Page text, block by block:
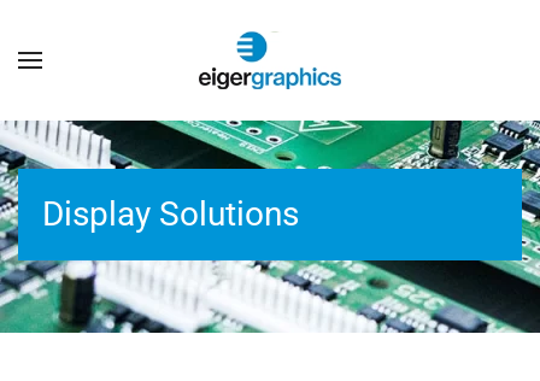
Zum Hauptinhalt springen
Display Solutions